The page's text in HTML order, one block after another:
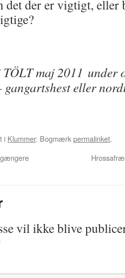
det der er vigtigt, eller
maj 2011 under
gangartshest eller
i Klummer. Bogmærkpermalinket.
vil ikke blive